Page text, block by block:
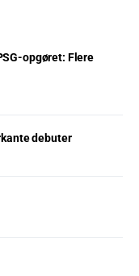
opgøret: Flere
debuter